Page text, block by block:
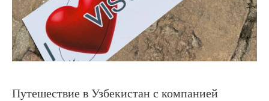
Путешествие в Узбекистан с компанией